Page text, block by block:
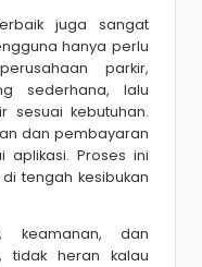
juga sangat
hanya perlu
parkir,
sederhana, lalu
sesuai kebutuhan.
dan pembayaran
aplikasi. Proses ini
tengah kesibukan
keamanan, dan
tidak heran kalau